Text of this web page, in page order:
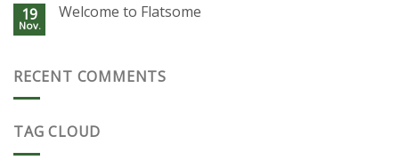
19
Nov.
Welcome to Flatsome
RECENT COMMENTS
TAG CLOUD